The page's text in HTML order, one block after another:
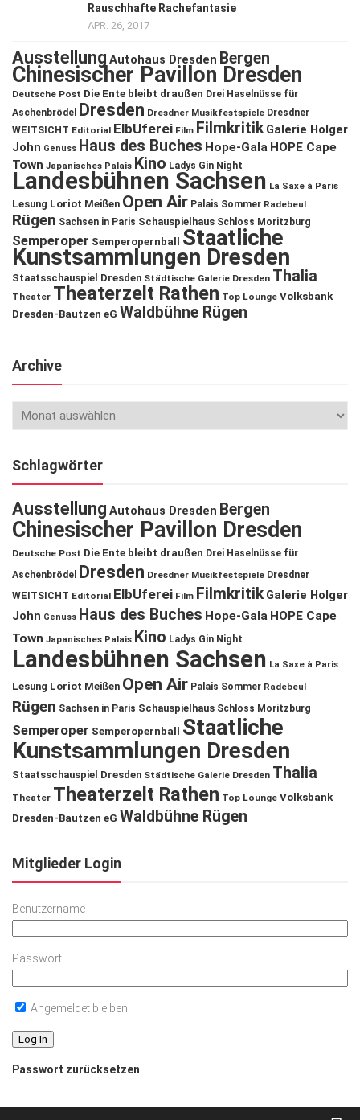
Rauschhafte Rachefantasie
APR. 26, 2017
Ausstellung Autohaus Dresden Bergen
Chinesischer Pavillon Dresden
Deutsche Post Die Ente bleibt draußen Drei Haselnüsse für
Aschenbrödel
Dresden Dresdner Musikfestspiele Dresdner
WEITSICHT Editorial ElbUferei Film Filmkritik Galerie Holger
John Genuss Haus des Buches Hope-Gala HOPE Cape
Town Japanisches Palais Kino Ladys Gin Night
Landesbühnen Sachsen La Saxe à Paris
Lesung Loriot Meißen Open Air Palais Sommer Radebeul
Rügen Sachsen in Paris Schauspielhaus Schloss Moritzburg
Semperoper Semperopernball Staatliche
Kunstsammlungen Dresden
Staatsschauspiel Dresden Städtische Galerie Dresden Thalia
Theater Theaterzelt Rathen Top Lounge Volksbank
Dresden-Bautzen eG Waldbühne Rügen
Archive
Schlagwörter
Ausstellung Autohaus Dresden Bergen
Chinesischer Pavillon Dresden
Deutsche Post Die Ente bleibt draußen Drei Haselnüsse für
Aschenbrödel
Dresden Dresdner Musikfestspiele Dresdner
WEITSICHT Editorial ElbUferei Film Filmkritik Galerie Holger
John Genuss Haus des Buches Hope-Gala HOPE Cape
Town Japanisches Palais Kino Ladys Gin Night
Landesbühnen Sachsen La Saxe à Paris
Lesung Loriot Meißen Open Air Palais Sommer Radebeul
Rügen Sachsen in Paris Schauspielhaus Schloss Moritzburg
Semperoper Semperopernball
Staatliche
Kunstsammlungen Dresden
Staatsschauspiel Dresden Städtische Galerie Dresden Thalia
Theater Theaterzelt Rathen Top Lounge Volksbank
Dresden-Bautzen eG Waldbühne Rügen
Mitglieder Login
Benutzername
Passwort
Angemeldet bleiben
Passwort zurücksetzen